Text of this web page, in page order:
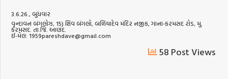
3.6.26., બુધવાર
વૃન્દાવન બંગલોઝ, 15) શિવ બંગલો, બળિયાદેવ મંદિર નજીક, ગાના-કરમસદ રોડ, મુ.
કરમસદ. તા.જિ. આણંદ.
ઈ-મેલ: 1959pareshdave@gmail.com
58 Post Views